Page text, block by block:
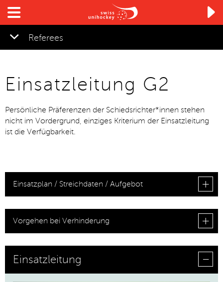

Referees
Einsatzleitung G2
Persönliche Präferenzen der Schiedsrichter*innen stehen
nicht im Vordergrund, einziges Kriterium der Einsatzleitung
ist die Verfügbarkeit.
Einsatzplan / Streichdaten / Aufgebot
Vorgehen bei Verhinderung
Einsatzleitung